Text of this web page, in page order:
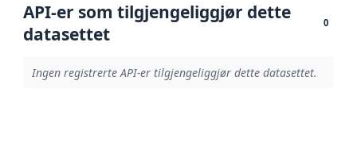
API-er som tilgjengeliggjør dette
datasettet
0
Ingen registrerte API-er tilgjengeliggjør dette datasettet.